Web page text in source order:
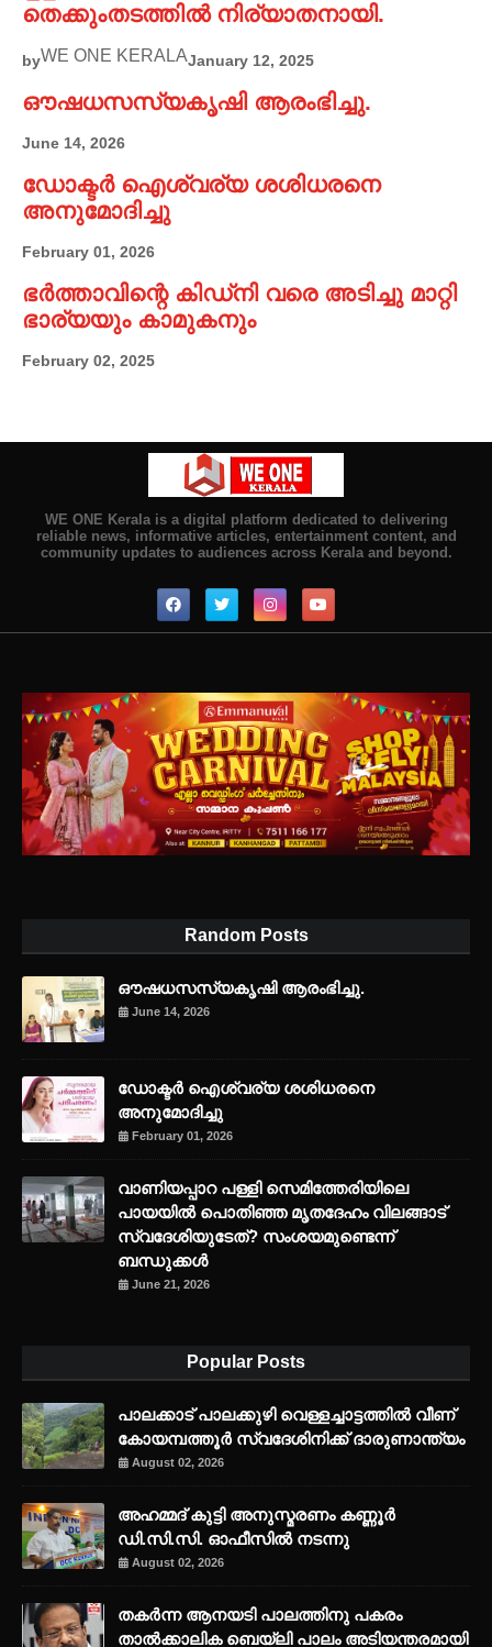
തെക്കുംതടത്തിൽ നിര്യാതനായി.
byWE ONE KERALAJanuary 12, 2025
ഔഷധസസ്യകൃഷി ആരംഭിച്ചു.
June 14, 2026
ഡോക്ടർ ഐശ്വര്യ ശശിധരനെ
അനുമോദിച്ചു
February 01, 2026
ഭർത്താവിന്റെ കിഡ്നി വരെ അടിച്ചു മാറ്റി
ഭാര്യയും കാമുകനും
February 02, 2025
WE ONE Kerala is a digital platform dedicated to delivering
reliable news, informative articles, entertainment content, and
community updates to audiences across Kerala and beyond.
Random Posts
ഔഷധസസ്യകൃഷി ആരംഭിച്ചു.
June 14, 2026
ഡോക്ടർ ഐശ്വര്യ ശശിധരനെ
അനുമോദിച്ചു
February 01, 2026
വാണിയപ്പാറ പള്ളി സെമിത്തേരിയിലെ
പായയിൽ പൊതിഞ്ഞ മൃതദേഹം വിലങ്ങാട്
സ്വദേശിയുടേത്? സംശയമുണ്ടെന്ന്
ബന്ധുക്കൾ
June 21, 2026
Popular Posts
പാലക്കാട് പാലക്കുഴി വെള്ളച്ചാട്ടത്തില്‍ വീണ്
കോയമ്പത്തൂര്‍ സ്വദേശിനിക്ക് ദാരുണാന്ത്യം
August 02, 2026
അഹമ്മദ് കുട്ടി അനുസ്മരണം കണ്ണൂർ
ഡി.സി.സി. ഓഫീസിൽ നടന്നു
August 02, 2026
തകർന്ന ആനയടി പാലത്തിനു പകരം
താൽക്കാലിക ബെയ്‌ലി പാലം അടിയന്തരമായി